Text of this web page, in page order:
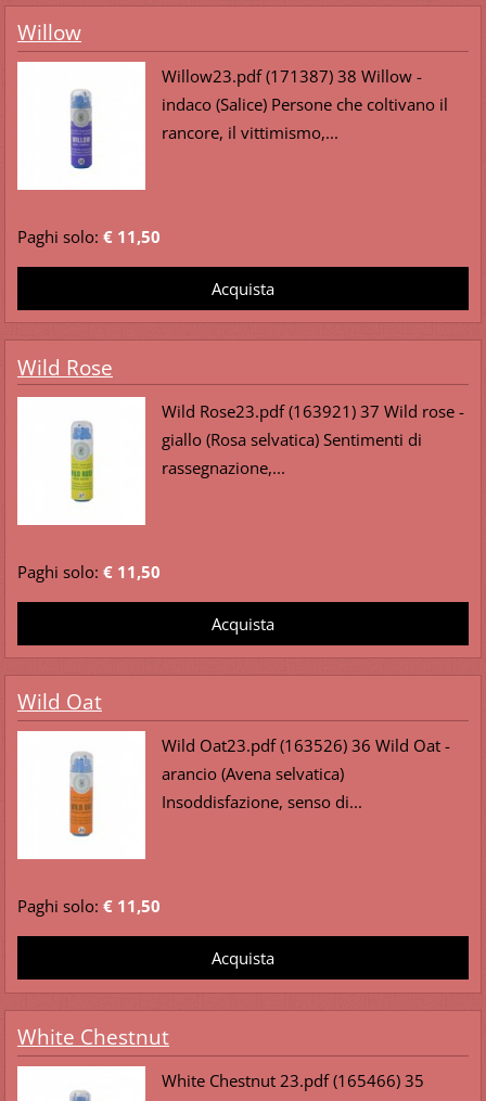
Willow
Willow23.pdf (171387) 38 Willow -
indaco (Salice) Persone che coltivano il
rancore, il vittimismo,...
Paghi solo: € 11,50
Wild Rose
Wild Rose23.pdf (163921) 37 Wild rose -
giallo (Rosa selvatica) Sentimenti di
rassegnazione,...
Paghi solo: € 11,50
Wild Oat
Wild Oat23.pdf (163526) 36 Wild Oat -
arancio (Avena selvatica)
Insoddisfazione, senso di...
Paghi solo: € 11,50
White Chestnut
White Chestnut 23.pdf (165466) 35